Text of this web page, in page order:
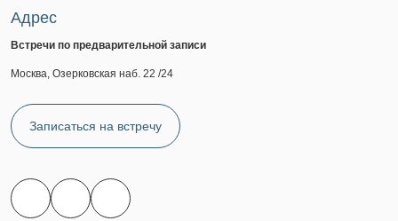
Адрес
Встречи по предварительной записи
Москва, Озерковская наб. 22 /24
Записаться на встречу